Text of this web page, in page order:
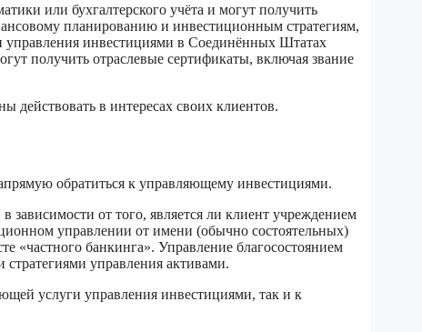
или бухгалтерского учёта и могут получить
планированию и инвестиционным стратегиям,
управления инвестициями в Соединённых Штатах
получить отраслевые сертификаты, включая звание
в интересах своих клиентов.
обратиться к управляющему инвестициями.
от того, является ли клиент учреждением
управлении от имени (обычно состоятельных)
«частного банкинга». Управление благосостоянием
управления активами.
услуги управления инвестициями, так и к